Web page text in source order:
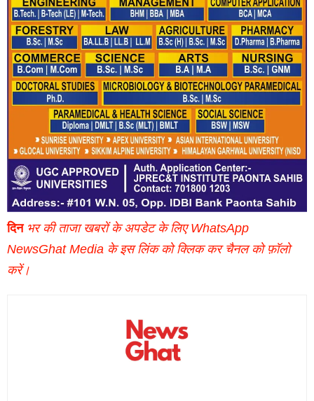
दिनभर की ताजा खबरों के अपडेट के लिए WhatsApp
NewsGhat Media के इस लिंक को क्लिक कर चैनल को फ़ॉलो
करें।